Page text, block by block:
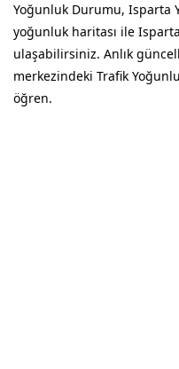
Yoğunluk Durumu, Isparta
yoğunluk haritası ile
ulaşabilirsiniz. Anlık
merkezindeki Trafik
öğren.